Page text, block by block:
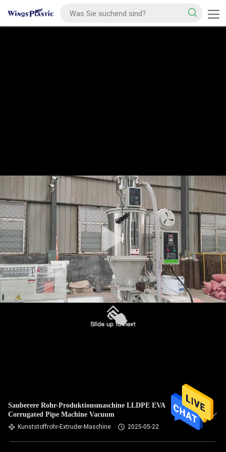
Sauberere Rohr-Produktionsmaschine LLDPE EVA
Corrugated Pipe Machine Vacuum
Kunststoffrohr-Extruder-Maschine 2025-05-22